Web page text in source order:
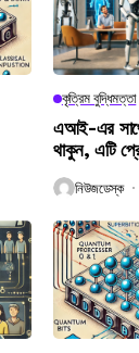
কৃত্রিম বুদ্ধিমত্তা
এআই-এর
থাকুন, এটি
নিউজডেস্ক